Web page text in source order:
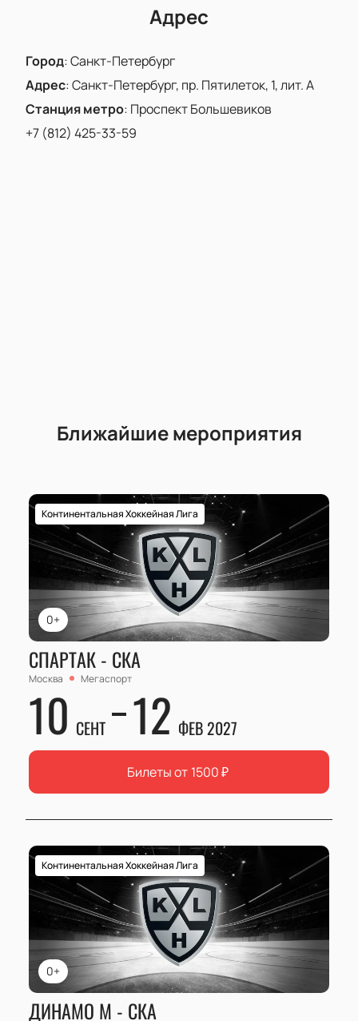
Адрес
Город:Санкт-Петербург
Адрес:Санкт-Петербург, пр. Пятилеток, 1, лит. А
Станция метро: Проспект Большевиков
+7 (812) 425-33-59
Ближайшие мероприятия
0+
Континентальная Хоккейная Лига
СПАРТАК - СКА
Москва Мегаспорт
10 СЕНТ 12 ФЕВ 2027
Билеты от 1500₽
0+
Континентальная Хоккейная Лига
ДИНАМО М - СКА